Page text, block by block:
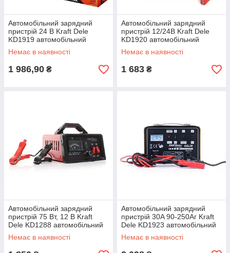
Автомобільний зарядний
пристрій 24 В Kraft Dele
KD1919 автомобільний
зарядний пристрій
Немає в наявності
1 986,90 ₴
Автомобільний зарядний
пристрій 12/24В Kraft Dele
KD1920 автомобільний
зарядний пристрій
Немає в наявності
1 683 ₴
Автомобільний зарядний
пристрій 75 Вт, 12 В Kraft
Dele KD1288 автомобільний
зарядний пристрій
Немає в наявності
Автомобільний зарядний
пристрій 30A 90-250Аг Kraft
Dele KD1923 автомобільний
зарядний пристрій
Немає в наявності